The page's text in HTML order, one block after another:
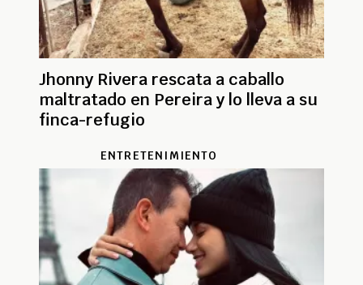
Jhonny Rivera rescata a caballo
maltratado en Pereira y lo lleva a su
finca-refugio
ENTRETENIMIENTO